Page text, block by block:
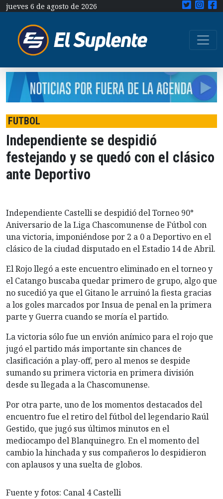
jueves 6 de agosto de 2026
FUTBOL
Independiente se despidió
festejando y se quedó con el clásico
ante Deportivo
Independiente Castelli se despidió del Torneo 90°
Aniversario de la Liga Chascomunense de Fútbol con
una victoria, imponiéndose por 2 a 0 a Deportivo en el
clásico de la ciudad disputado en el Estadio 14 de Abril.
El Rojo llegó a este encuentro eliminado en el torneo y
el Catango buscaba quedar primero de grupo, algo que
no sucedió ya que el Gitano le arruinó la fiesta gracias
a los goles marcados por Insua de penal en la primera
parte y Guerra cuando se moría el partido.
La victoria sólo fue un envión anímico para el rojo que
jugó el partido más importante sin chances de
clasificación a play-off, pero al menos se despide
sumando su primera victoria en primera división
desde su llegada a la Chascomunense.
Por otra parte, uno de los momentos destacados del
encuentro fue el retiro del fútbol del legendario Raúl
Gestido, que jugó sus últimos minutos en el
mediocampo del Blanquinegro. En el momento del
cambio la hinchada y sus compañeros lo despidieron
con aplausos y una suelta de globos.
Fuente y fotos: Canal 4 Castelli